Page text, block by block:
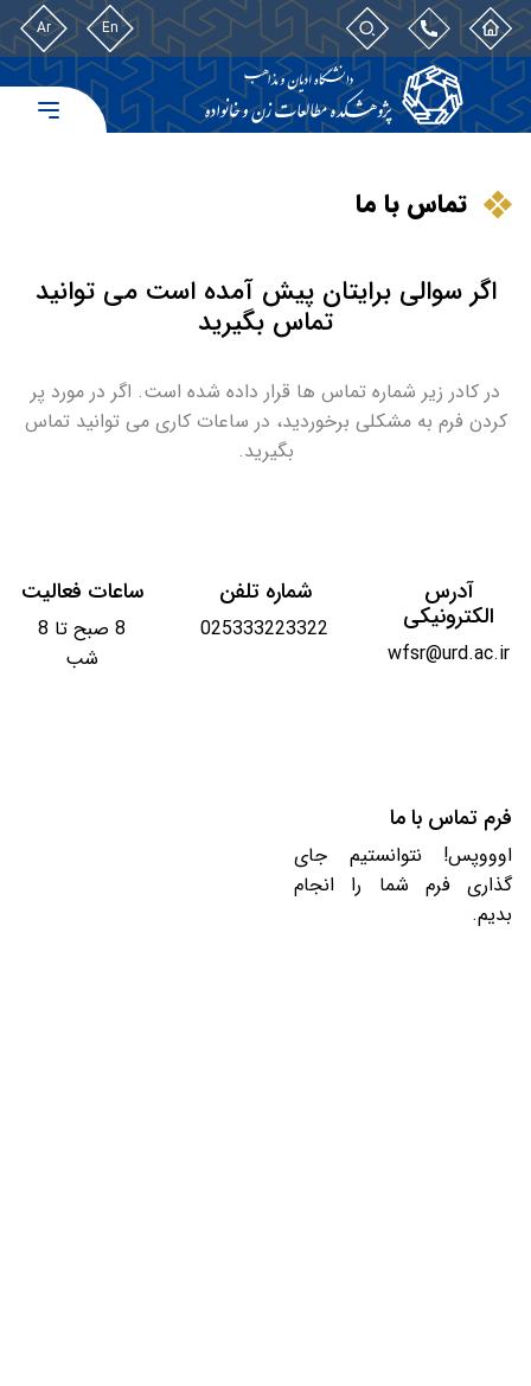
En
Ar
تماس با ما
اگر سوالی برایتان پیش آمده است می توانید
تماس بگیرید
در کادر زیر شماره تماس ها قرار داده شده است. اگر در مورد پر
کردن فرم به مشکلی برخوردید، در ساعات کاری می توانید تماس
بگیرید.
آدرس
الکترونیکی
wfsr@urd.ac.ir
شماره تلفن
025333223322
ساعات فعالیت
8 صبح تا 8
شب
فرم تماس با ما
اوووپس! نتوانستیم جای
گذاری فرم شما را انجام
بدیم.